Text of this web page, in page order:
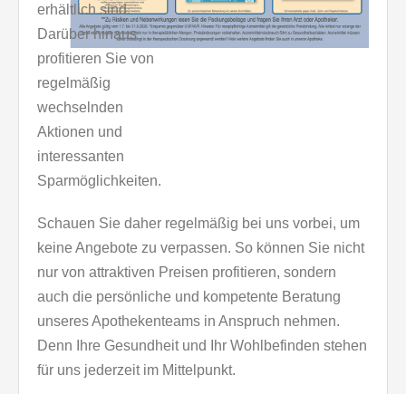
erhältlich sind.
Darüber hinaus
profitieren Sie von
regelmäßig
wechselnden
Aktionen und
interessanten
Sparmöglichkeiten.
Schauen Sie daher regelmäßig bei uns vorbei, um
keine Angebote zu verpassen. So können Sie nicht
nur von attraktiven Preisen profitieren, sondern
auch die persönliche und kompetente Beratung
unseres Apothekenteams in Anspruch nehmen.
Denn Ihre Gesundheit und Ihr Wohlbefinden stehen
für uns jederzeit im Mittelpunkt.